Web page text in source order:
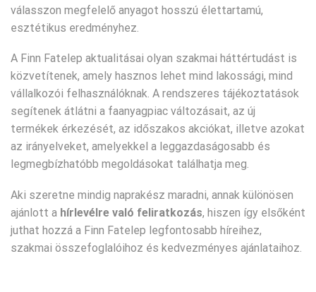
válasszon megfelelő anyagot hosszú élettartamú,
esztétikus eredményhez.
A Finn Fatelep aktualitásai olyan szakmai háttértudást is
közvetítenek, amely hasznos lehet mind lakossági, mind
vállalkozói felhasználóknak. A rendszeres tájékoztatások
segítenek átlátni a faanyagpiac változásait, az új
termékek érkezését, az időszakos akciókat, illetve azokat
az irányelveket, amelyekkel a leggazdaságosabb és
legmegbízhatóbb megoldásokat találhatja meg.
Aki szeretne mindig naprakész maradni, annak különösen
ajánlott a hírlevélre való feliratkozás, hiszen így elsőként
juthat hozzá a Finn Fatelep legfontosabb híreihez,
szakmai összefoglalóihoz és kedvezményes ajánlataihoz.